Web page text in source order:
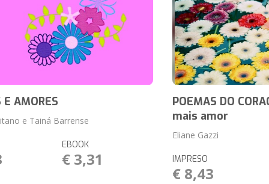
E AMORES
e Tainá Barrense
EBOOK
€ 3,31
POEMAS DO
mais amor
Eliane Gazzi
IMPRESO
€ 8,43